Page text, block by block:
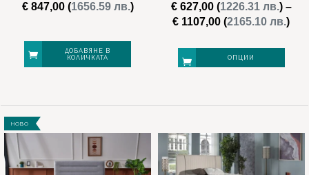
€ 1 107
695 970 1 107
€847,00(1656.59 лв.)
ДОБАВЯНЕ В
КОЛИЧКАТА
€627,00(1226.31 лв.) –
€ 1107,00 (2165.10 лв.)
ОПЦИИ
has
multiple
variants.
НОВО